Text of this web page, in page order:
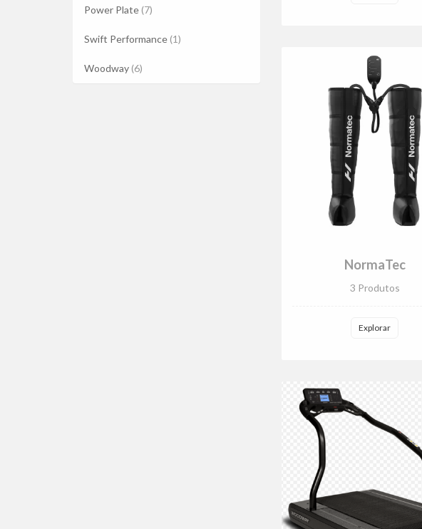
Power Plate (7)
Swift Performance (1)
Woodway (6)
NormaTec
3 Produtos
Explorar